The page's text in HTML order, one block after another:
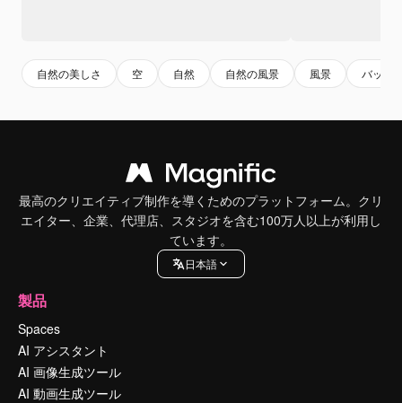
自然の美しさ 空 自然 自然の風景 風景 バッグ
最高のクリエイティブ制作を導くためのプラットフォーム。クリ
エイター、企業、代理店、スタジオを含む100万人以上が利用し
ています。
日本語
製品
Spaces
AI アシスタント
AI 画像生成ツール
AI 動画生成ツール